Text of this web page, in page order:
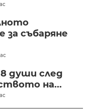
за събаряне
души след
на...